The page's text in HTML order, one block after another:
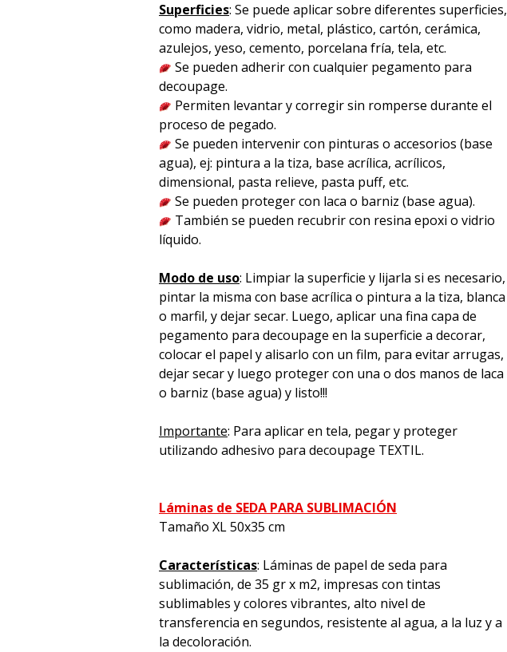
Superficies: Se puede aplicar sobre diferentes superficies,
como madera, vidrio, metal, plástico, cartón, cerámica,
azulejos, yeso, cemento, porcelana fría, tela, etc.
Se pueden adherir con cualquier pegamento para
decoupage.
Permiten levantar y corregir sin romperse durante el
proceso de pegado.
Se pueden intervenir con pinturas o accesorios (base
agua), ej: pintura a la tiza, base acrílica, acrílicos,
dimensional, pasta relieve, pasta puff, etc.
Se pueden proteger con laca o barniz (base agua).
También se pueden recubrir con resina epoxi o vidrio
líquido.
Modo de uso: Limpiar la superficie y lijarla si es necesario,
pintar la misma con base acrílica o pintura a la tiza, blanca
o marfil, y dejar secar. Luego, aplicar una fina capa de
pegamento para decoupage en la superficie a decorar,
colocar el papel y alisarlo con un film, para evitar arrugas,
dejar secar y luego proteger con una o dos manos de laca
o barniz (base agua) y listo!!!
Importante: Para aplicar en tela, pegar y proteger
utilizando adhesivo para decoupage TEXTIL.
Láminas de SEDA PARA SUBLIMACIÓN
Tamaño XL 50x35 cm
Características: Láminas de papel de seda para
sublimación, de 35 gr x m2, impresas con tintas
sublimables y colores vibrantes, alto nivel de
transferencia en segundos, resistente al agua, a la luz y a
la decoloración.